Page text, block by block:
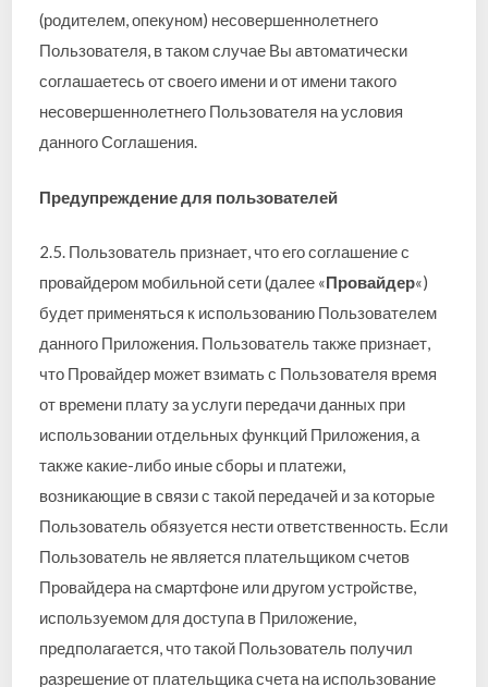
(родителем, опекуном) несовершеннолетнего
Пользователя, в таком случае Вы автоматически
соглашаетесь от своего имени и от имени такого
несовершеннолетнего Пользователя на условия
данного Соглашения.
Предупреждение для пользователей
2.5. Пользователь признает, что его соглашение с
провайдером мобильной сети (далее «Провайдер«)
будет применяться к использованию Пользователем
данного Приложения. Пользователь также признает,
что Провайдер может взимать с Пользователя время
от времени плату за услуги передачи данных при
использовании отдельных функций Приложения, а
также какие-либо иные сборы и платежи,
возникающие в связи с такой передачей и за которые
Пользователь обязуется нести ответственность. Если
Пользователь не является плательщиком счетов
Провайдера на смартфоне или другом устройстве,
используемом для доступа в Приложение,
предполагается, что такой Пользователь получил
разрешение от плательщика счета на использование